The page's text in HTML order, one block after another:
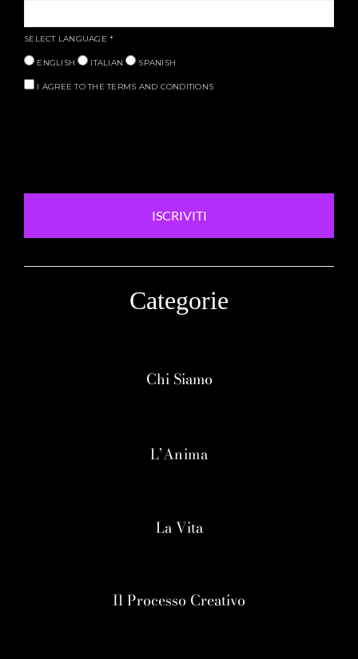
SELECT LANGUAGE *
ENGLISH ITALIAN SPANISH
I AGREE TO THE TERMS AND CONDITIONS
ISCRIVITI
Categorie
Chi Siamo
L’Anima
La Vita
Il Processo Creativo